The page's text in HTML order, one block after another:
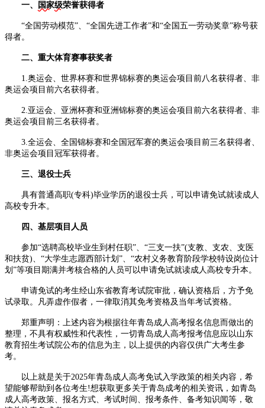
一、 国家级荣誉获得者
“全国劳动模范”、“全国先进工作者”和“全国五一劳动奖章”称号获
得者。
二、重大体育赛事获奖者
1.奥运会、世界杯赛和世界锦标赛的奥运会项目前八名获得者、非
奥运会项目前六名获得者。
2.亚运会、亚洲杯赛和亚洲锦标赛的奥运会项目前六名获得者、非
奥运会项目前三名获得者。
3.全运会、全国锦标赛和全国冠军赛的奥运会项目前三名获得者、
非奥运会项目冠军获得者。
三、退役士兵
具有普通高职(专科)毕业学历的退役士兵，可以申请免试就读成人
高校专升本。
四、基层项目人员
参加“选聘高校毕业生到村任职”、“三支一扶”(支教、支农、支医
和扶贫)、“大学生志愿西部计划”、“农村义务教育阶段学校特设岗位计
划”等项目期满并考核合格的人员可以申请免试就读成人高校专升本。
申请免试的考生经山东省教育考试院审批，确认资格后，方予免
试录取。凡弄虚作假者，一律取消其免考资格及当年考试资格。
郑重声明：上述内容为根据往年青岛成人高考报名信息而做出的
整理，不具有权威性和代表性，一切青岛成人高考报考信息应以山东
教育招生考试院公布的信息为主，以上提供的内容仅供广大考生参
考。
以上就是关于2025年青岛成人高考免试入学政策的相关内容，希
望能够帮助到各位考生!想获取更多关于青岛成考的相关资讯，如青岛
成人高考政策、报名方式、考试时间、报考条件、备考知识闻等，敬